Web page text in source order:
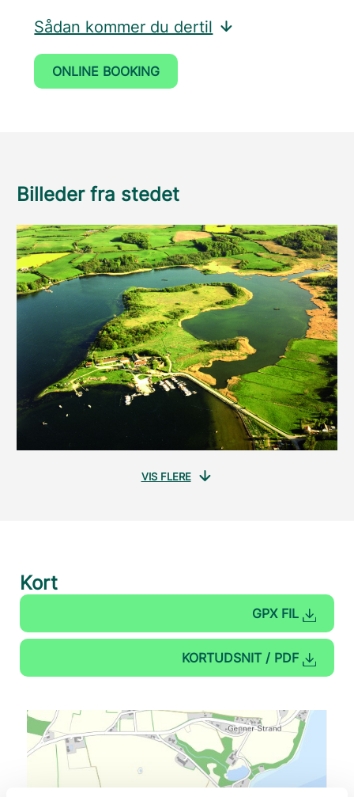
Sådan kommer du dertil
ONLINE BOOKING
Billeder fra stedet
VIS FLERE
Kort
GPX FIL
KORTUDSNIT / PDF